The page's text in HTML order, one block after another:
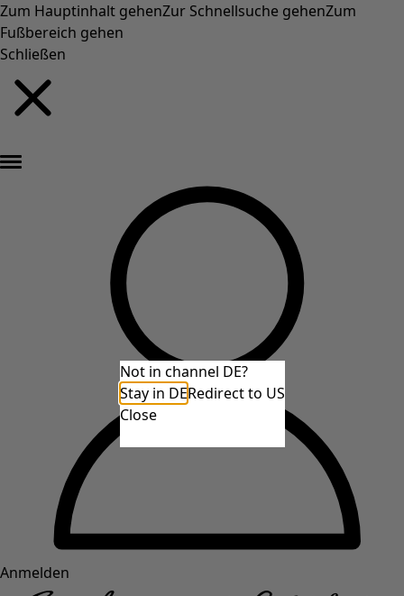
Zum Hauptinhalt gehenZur Schnellsuche gehenZum
Fußbereich gehen
Schließen
Anmelden
Not in channel DE?
Stay in DERedirect to US
Close